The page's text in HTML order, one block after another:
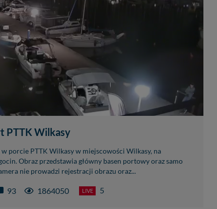
PTTK Wilkasy
porcie PTTK Wilkasy w miejscowości Wilkasy, na
Obraz przedstawia główny basen portowy oraz samo
nie prowadzi rejestracji obrazu oraz...
93 1864050 LIVE 5